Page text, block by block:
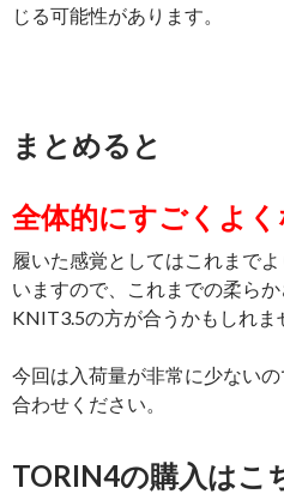
じる可能性があります。
まとめると
全体的にすごくよ
履いた感覚としてはこれまで
いますので、これまでの柔ら
KNIT3.5の方が合うかもしれま
今回は入荷量が非常に少ない
合わせください。
TORIN4の購入はこ